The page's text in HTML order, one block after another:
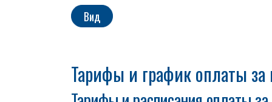
Вид
Тарифы и график оплаты за